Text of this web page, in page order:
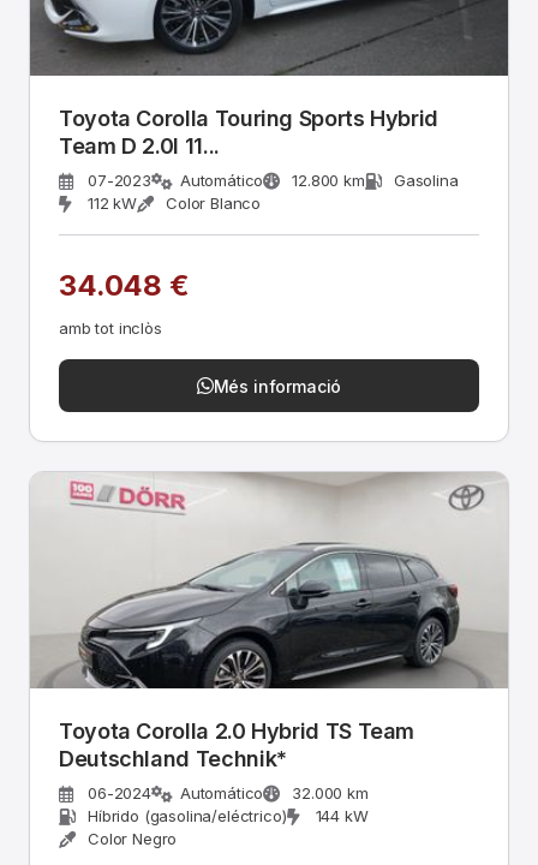
Toyota Corolla Touring Sports Hybrid
Team D 2.0l 11...
07-2023 Automático 12.800 km
Gasolina
112 kW
Color Blanco
34.048 €
amb tot inclòs
Més informació
Toyota Corolla 2.0 Hybrid TS Team
Deutschland Technik*
06-2024 Automático
32.000 km
Híbrido (gasolina/eléctrico)
144 kW
Color Negro